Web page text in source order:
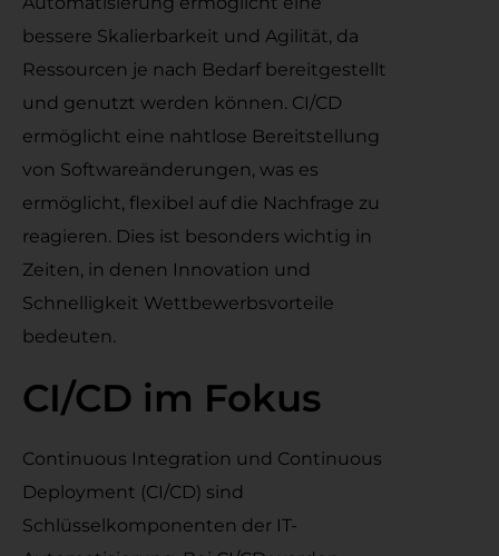
bessere Skalierbarkeit und Agilität, da
Ressourcen je nach Bedarf bereitgestellt
und genutzt werden können. CI/CD
ermöglicht eine nahtlose Bereitstellung
von Softwareänderungen, was es
ermöglicht, flexibel auf die Nachfrage zu
reagieren. Dies ist besonders wichtig in
Zeiten, in denen Innovation und
Schnelligkeit Wettbewerbsvorteile
bedeuten.
CI/CD im Fokus
Continuous Integration und Continuous
Deployment (CI/CD) sind
Schlüsselkomponenten der IT-